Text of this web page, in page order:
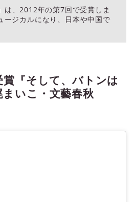
は、2012年の第7回で受賞しま
ージカルになり、日本や中国で
『そして、バトンは
いこ・文藝春秋